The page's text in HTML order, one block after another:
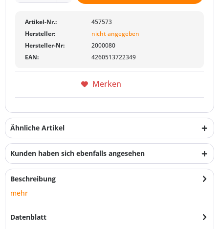
Artikel-Nr.:
457573
Hersteller:
nicht angegeben
Hersteller-Nr:
2000080
EAN:
4260513722349
Merken
Ähnliche Artikel
Kunden haben sich ebenfalls angesehen
Beschreibung
mehr
Datenblatt